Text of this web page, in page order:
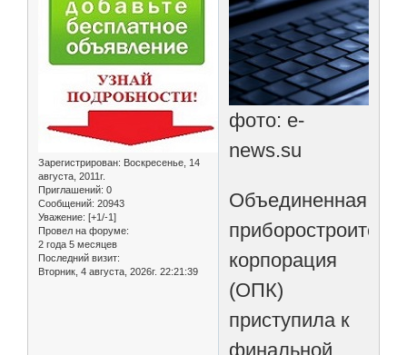
Зарегистрирован: Воскресенье, 14
августа, 2011г.
Приглашений: 0
Сообщений: 20943
Уважение: [+1/-1]
Провел на форуме:
2 года 5 месяцев
Последний визит:
Вторник, 4 августа, 2026г. 22:21:39
фото: e-
news.su
Объединенная
корпорация
(ОПК)
приступила к
финальной